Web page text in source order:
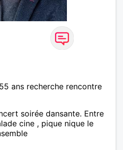
ans recherche rencontre
soirée dansante. Entre
cine , pique nique le